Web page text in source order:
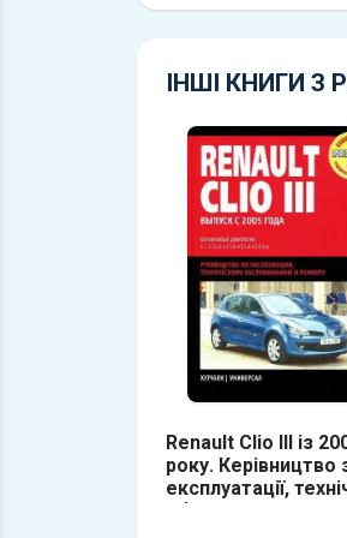
ІНШІ КНИГИ З
Renault Clio III із
року. Керівництво
експлуатації,